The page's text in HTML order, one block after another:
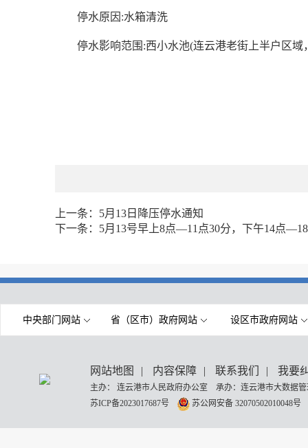
停水原因:水箱清洗
停水影响范围:西小水池(连云港老街上半户区
上一条： 5月13日降压停水通知
下一条： 5月13号早上8点—11点30分，下午14点
中央部门网站 省（区市）政府网站 设区市政府网站
网站地图 | 内容保障 | 联系我们 | 我要
主办： 连云港市人民政府办公室 承办：连云港市大数据
苏ICP备2023017687号
苏公网安备 32070502010048号